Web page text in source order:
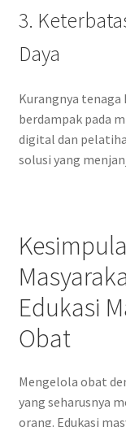
3.
Daya
Kurangnya tenaga
berdampak pada
digital dan
solusi yang
Edukasi
Obat
Mengelola obat
yang seharusnya
orang. Edukasi